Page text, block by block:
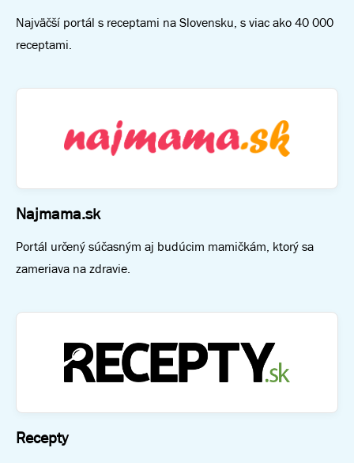
Najväčší portál s receptami na Slovensku, s viac ako 40 000
receptami.
Najmama.sk
Portál určený súčasným aj budúcim mamičkám, ktorý sa
zameriava na zdravie.
Recepty